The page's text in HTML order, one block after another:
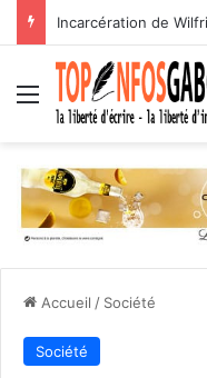
Menu
Accueil / Société
Société